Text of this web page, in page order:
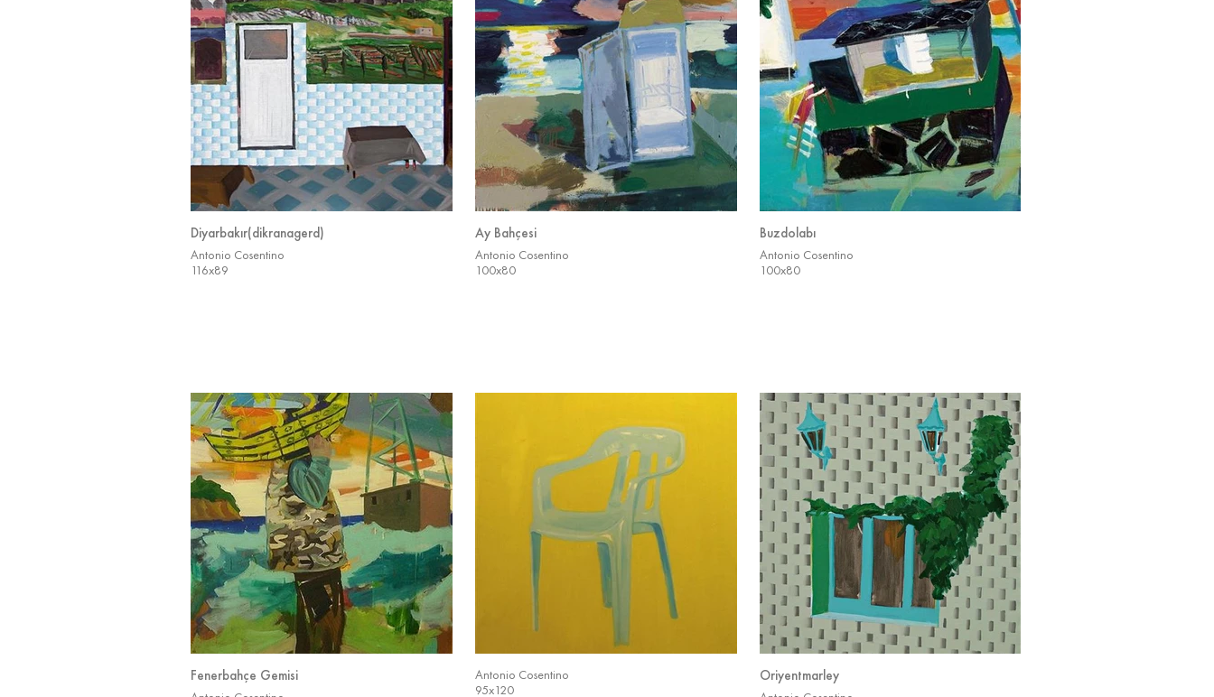
Diyarbakır(dikranagerd)
Antonio Cosentino
116x89
Ay Bahçesi
Antonio Cosentino
100x80
Buzdolabı
Antonio Cosentino
100x80
Fenerbahçe Gemisi
Antonio Cosentino
95x120
Oriyentmarley